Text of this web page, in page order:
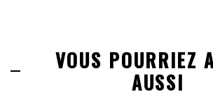
VOUS POURRIEZ
AUSSI